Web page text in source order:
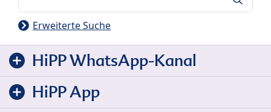
Erweiterte Suche
HiPP WhatsApp-Kanal
HiPP App